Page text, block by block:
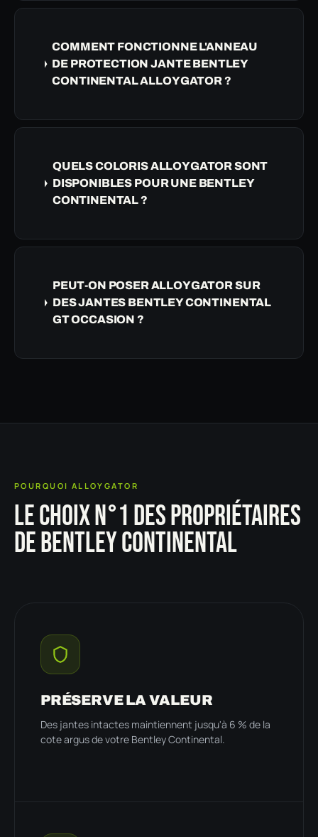
COMMENT FONCTIONNE L'ANNEAU
DE PROTECTION JANTE BENTLEY
CONTINENTAL ALLOYGATOR ?
QUELS COLORIS ALLOYGATOR SONT
DISPONIBLES POUR UNE BENTLEY
CONTINENTAL ?
PEUT-ON POSER ALLOYGATOR SUR
DES JANTES BENTLEY CONTINENTAL
GT OCCASION ?
POURQUOI ALLOYGATOR
LE CHOIX N°1 DES PROPRIÉTAIRES
DE BENTLEY CONTINENTAL
PRÉSERVE LA VALEUR
Des jantes intactes maintiennent jusqu'à 6 % de la
cote argus de votre Bentley Continental.